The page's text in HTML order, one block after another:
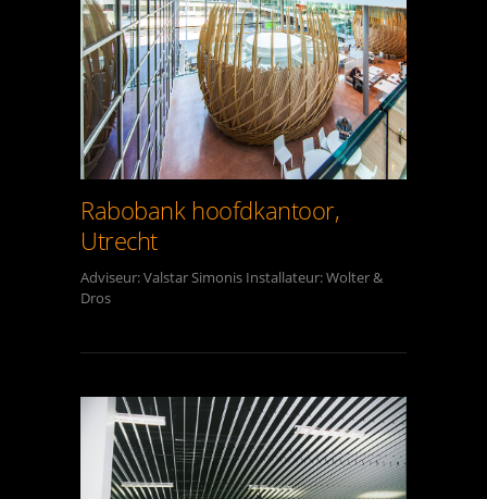
Rabobank hoofdkantoor,
Utrecht
Adviseur: Valstar Simonis Installateur: Wolter &
Dros